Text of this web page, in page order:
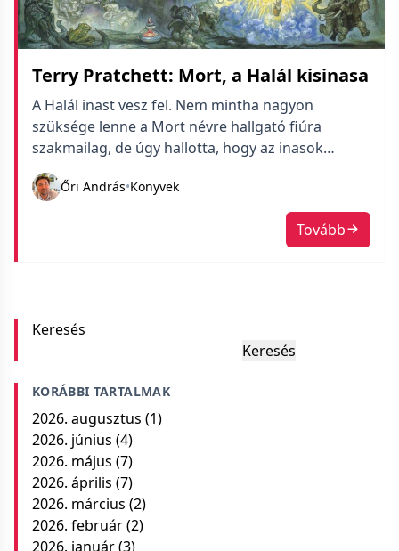
Terry Pratchett: Mort, a Halál kisinasa
A Halál inast vesz fel. Nem mintha nagyon
szüksége lenne a Mort névre hallgató fiúra
szakmailag, de úgy hallotta, hogy az inasok
sokszor könnyítenek a mesterek apai gondjain.
Jelesül: elveszik feleségül a mester leányát. Mort
nem nagyon tudja még, hogy mi akar lenni, de az
állás sokkal izgalmasabb, mint a rá váró szántó-
vető lét, pluszban a családja is annyira meg akar
Őri András•Könyvek
Tovább
Keresés
Keresés
KORÁBBI TARTALMAK
2026. augusztus (1)
2026. június (4)
2026. május (7)
2026. április (7)
2026. március (2)
2026. február(2)
2026. január(3)